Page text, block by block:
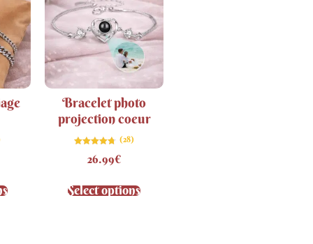
Bracelet photo
projection coeur
4.75
sur 5
(28)
26.99€
Select options